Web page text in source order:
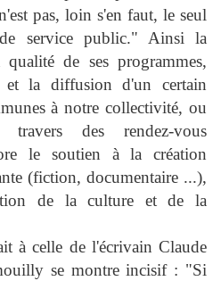
pas, loin s'en faut, le seul
service public." Ainsi la
de ses programmes,
et la diffusion d'un certain
à notre collectivité, ou
des rendez-vous
le soutien à la création
(fiction, documentaire ...),
de la culture et de la
à celle de l'écrivain Claude
se montre incisif : "Si